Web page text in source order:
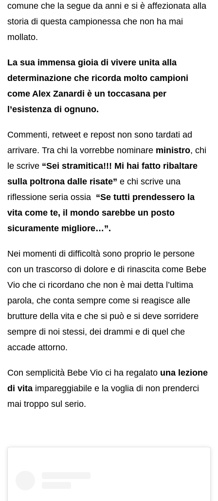
comune che la segue da anni e si è affezionata alla
storia di questa campionessa che non ha mai
mollato.
La sua immensa gioia di vivere unita alla
determinazione che ricorda molto campioni
come Alex Zanardi è un toccasana per
l’esistenza di ognuno.
Commenti, retweet e repost non sono tardati ad
arrivare. Tra chi la vorrebbe nominare ministro, chi
le scrive “Sei stramitica!!! Mi hai fatto ribaltare
sulla poltrona dalle risate” e chi scrive una
riflessione seria ossia “Se tutti prendessero la
vita come te, il mondo sarebbe un posto
sicuramente migliore…”.
Nei momenti di difficoltà sono proprio le persone
con un trascorso di dolore e di rinascita come Bebe
Vio che ci ricordano che non è mai detta l’ultima
parola, che conta sempre come si reagisce alle
brutture della vita e che si può e si deve sorridere
sempre di noi stessi, dei drammi e di quel che
accade attorno.
Con semplicità Bebe Vio ci ha regalato una lezione
di vita impareggiabile e la voglia di non prenderci
mai troppo sul serio.